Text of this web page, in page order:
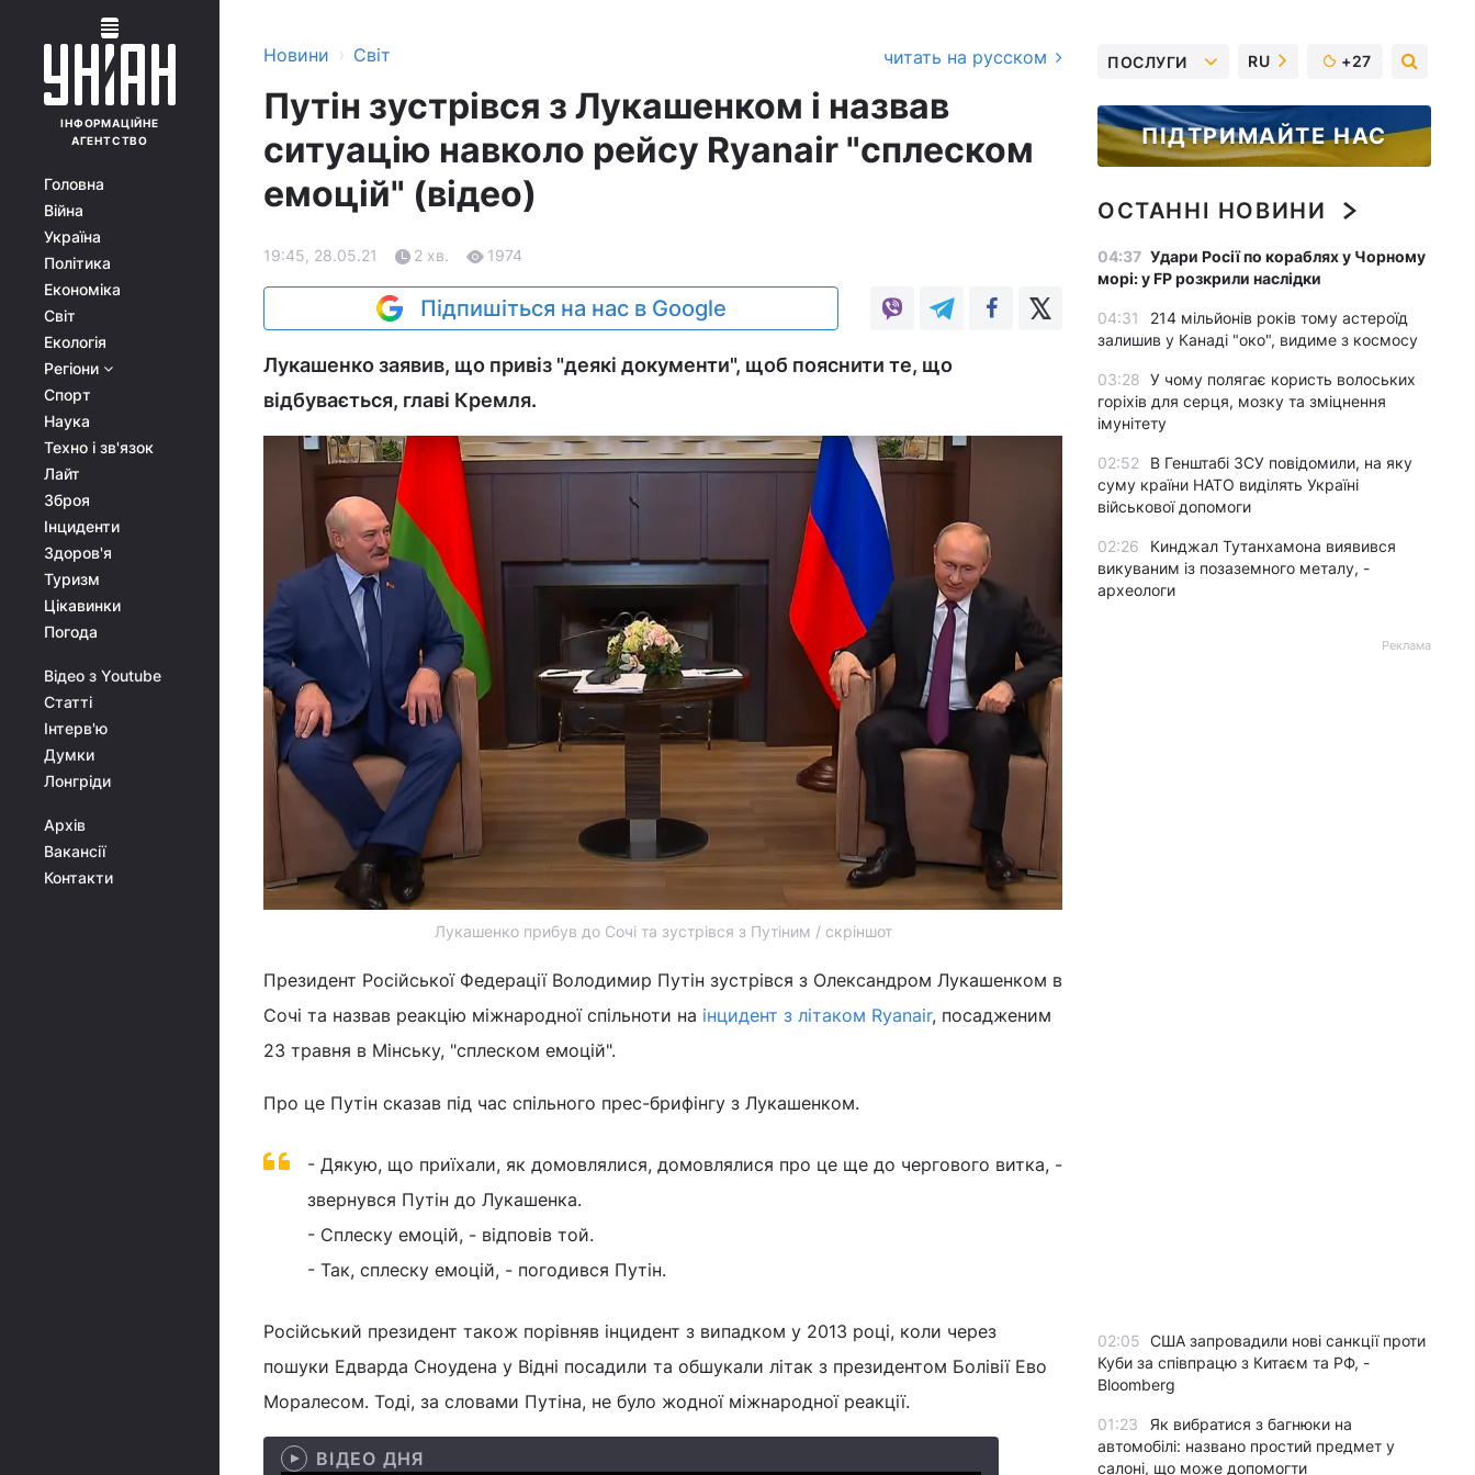
ІНФОРМАЦІЙНЕ
АГЕНТСТВО
Головна
Війна
Україна
Політика
Економіка
Світ
Екологія
Регіони
Спорт
Наука
Техно і зв'язок
Лайт
Зброя
Інциденти
Здоров'я
Туризм
Цікавинки
Погода
Відео з Youtube
Статті
Інтерв'ю
Думки
Лонгріди
Архів
Вакансії
Контакти
Новини › Світ читать на русском
Путін зустрівся з Лукашенком і назвав
ситуацію навколо рейсу Ryanair "сплеском
емоцій" (відео)
19:45, 28.05.21 2 хв. 1974
Підпишіться на нас в Google
Лукашенко заявив, що привіз "деякі документи", щоб пояснити те, що
відбувається, главі Кремля.
Лукашенко прибув до Сочі та зустрівся з Путіним / скріншот
Президент Російської Федерації Володимир Путін зустрівся з Олександром Лукашенком в
Сочі та назвав реакцію міжнародної спільноти на інцидент з літаком Ryanair, посадженим
23 травня в Мінську, "сплеском емоцій".
Про це Путін сказав під час спільного прес-брифінгу з Лукашенком.
- Дякую, що приїхали, як домовлялися, домовлялися про це ще до чергового витка, -
звернувся Путін до Лукашенка.
- Сплеску емоцій, - відповів той.
- Так, сплеску емоцій, - погодився Путін.
Російський президент також порівняв інцидент з випадком у 2013 році, коли через
пошуки Едварда Сноудена у Відні посадили та обшукали літак з президентом Болівії Ево
Моралесом. Тоді, за словами Путіна, не було жодної міжнародної реакції.
ВІДЕО ДНЯ
ПОСЛУГИ RU +27
ПІДТРИМАЙТЕ НАС
ОСТАННІ НОВИНИ
04:37 Удари Росії по кораблях у Чорному
морі: у FP розкрили наслідки
04:31
214 мільйонів років тому астероїд
залишив у Канаді "око", видиме з космосу
03:28 У чому полягає користь волоських
горіхів для серця, мозку та зміцнення
імунітету
02:52
В Генштабі ЗСУ повідомили, на яку
суму країни НАТО виділять Україні
військової допомоги
02:26
Кинджал Тутанхамона виявився
викуваним із позаземного металу, -
археологи
Реклама
02:05 США запровадили нові санкції проти
Куби за співпрацю з Китаєм та РФ, -
Bloomberg
01:23
Як вибратися з багнюки на
автомобілі: названо простий предмет у
салоні, що може допомогти